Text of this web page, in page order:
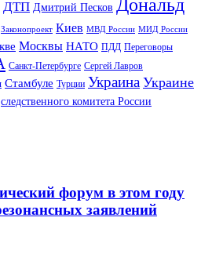
ДТП Дмитрий Песков Дональд
Законопроект Киев МВД России МИД России
Москвы НАТО ПДД Переговоры
Санкт-Петербурге Сергей Лавров
Стамбуле Турции Украина Украине
следственного комитета России
форум в этом году
заявлений